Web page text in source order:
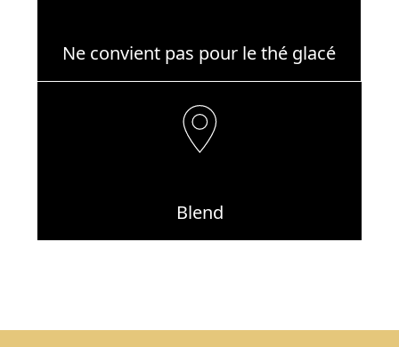
Ne convient pas pour le thé glacé
Blend